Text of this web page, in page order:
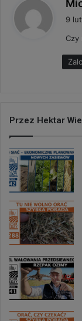
9
Czy
Przez Hektar